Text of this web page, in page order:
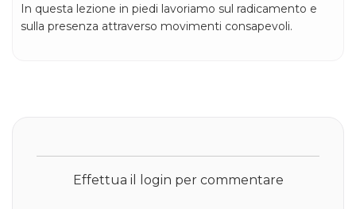
In questa lezione in piedi lavoriamo sul radicamento e
sulla presenza attraverso movimenti consapevoli.
Effettua il login per commentare